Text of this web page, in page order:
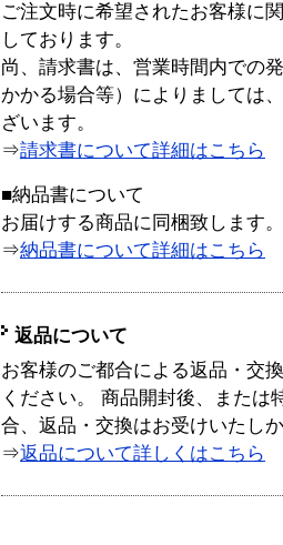
ご注文時に希望されたお客様に
しております。
尚、請求書は、営業時間内での
かかる場合等）によりましては
ざいます。
⇒請求書について詳細はこちら
■納品書について
お届けする商品に同梱致します。
⇒納品書について詳細はこちら
返品について
お客様のご都合による返品・交
ください。 商品開封後、または
合、返品・交換はお受けいたし
⇒返品について詳しくはこちら